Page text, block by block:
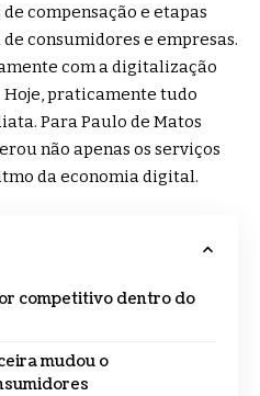
compensação e etapas
consumidores e empresas.
com a digitalização
Hoje, praticamente tudo
Para Paulo de Matos
não apenas os serviços
da economia digital.
competitivo dentro do
mudou o